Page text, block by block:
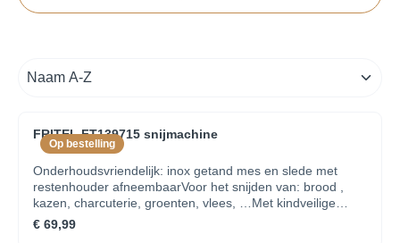
Op bestelling
FRITEL FT139715 snijmachine
Onderhoudsvriendelijk: inox getand mes en slede met
restenhouder afneembaarVoor het snijden van: brood ,
kazen, charcuterie, groenten, vlees, …Met kindveilige
AAN/UIT schakelaarMakkelijk op te bergen en te
verplaatsenDichtklapbaarAlgemeenAfneembare slede
€ 69,99